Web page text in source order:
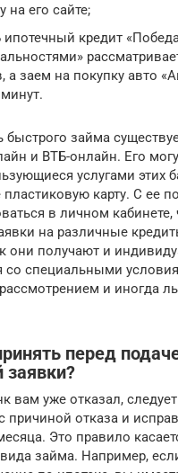
на его сайте;
ипотечный кредит
а заем на покупку авто
займа
и ВТБ-онлайн. Его
услугами этих
карту. С ее
в личном
на различные
они получают и
со специальными
и иногда
перед
заявки?
вам уже отказал,
причиной отказа и
Это правило
займа. Например,